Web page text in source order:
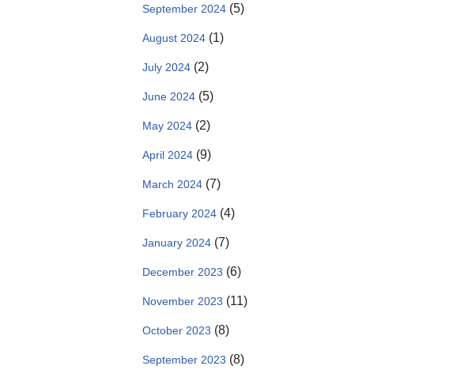
September 2024 (5)
August 2024 (1)
July 2024 (2)
June 2024 (5)
May 2024 (2)
April 2024 (9)
March 2024 (7)
February 2024 (4)
January 2024 (7)
December 2023 (6)
November 2023 (11)
October 2023 (8)
September 2023 (8)